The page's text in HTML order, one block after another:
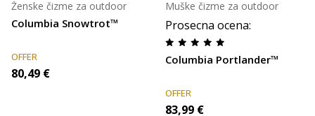
Columbia Snowtrot™
Ženske čizme za outdoor
OFFER
80,49 €
Prosecna ocena:
Columbia Portlander™
Muške čizme za outdoor
OFFER
83,99 €